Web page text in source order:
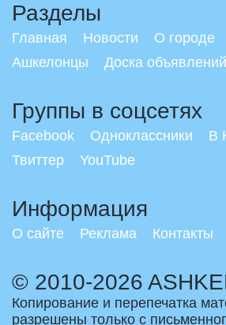
Разделы
Главная Новости О городе
Ашкелонцы
Доска объявлений
Группы в соцсетях
Facebook Одноклассники
В
Твиттер
YouTube
Информация
О сайте Реклама Контакты
© 2010-2026
Копирование и перепечатка
разрешены только с